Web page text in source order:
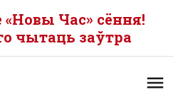
Час» сёння!
чытаць заўтра